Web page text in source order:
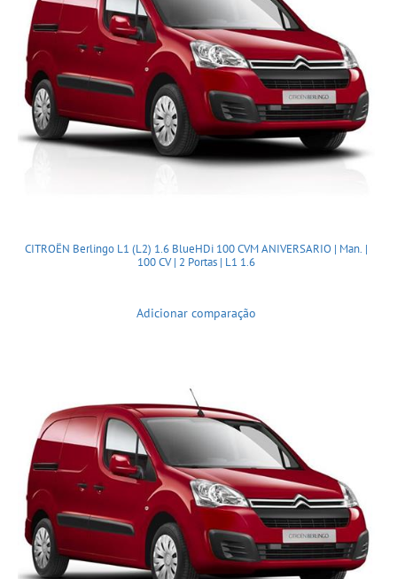
CITROËN Berlingo L1 (L2) 1.6 BlueHDi 100 CVM ANIVERSARIO | Man. |
100 CV | 2 Portas | L1 1.6
Adicionar comparação